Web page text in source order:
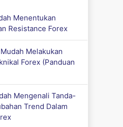
Menentukan
Resistance Forex
Melakukan
Forex (Panduan
Mengenali Tanda-
Trend Dalam